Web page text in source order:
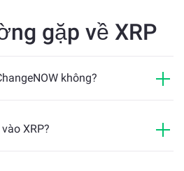
. Động thái này cho thấy các
càng mở rộng của Ripple ngoài
phải là Bitcoin tiếp theo, và
gặp về XRP
không?
XRP?